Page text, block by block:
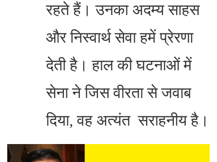
रहते हैं। उनका अदम्य साहस
और निस्वार्थ सेवा हमें प्रेरणा
देती है। हाल की घटनाओं में
सेना ने जिस वीरता से जवाब
दिया, वह अत्यंत सराहनीय है।